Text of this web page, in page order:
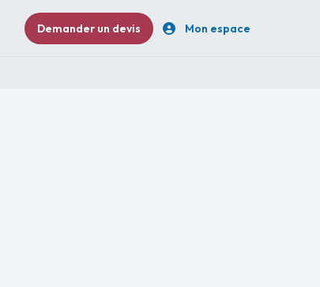
Demander un devis Mon espace